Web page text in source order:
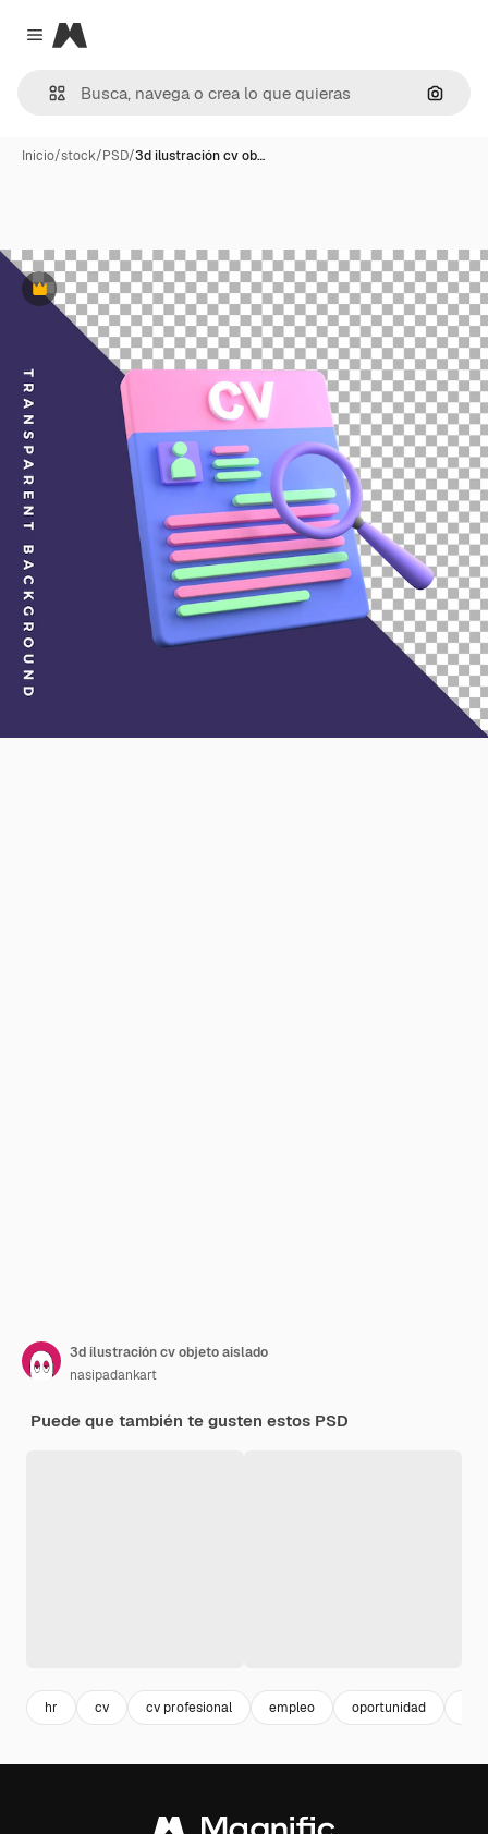
Close menu
Magnific
Inicio/stock/PSD/3d ilustración cv ob…
Premium
3d ilustración cv objeto aislado
nasipadankart
Puede que también te gusten estos PSD
hr cv cv profesional empleo oportunidad